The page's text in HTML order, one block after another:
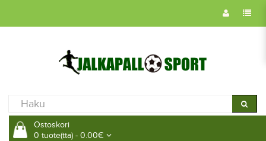
Ostoskori
0 tuote(tta) - 0.00€